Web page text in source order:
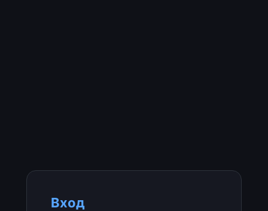
Вход